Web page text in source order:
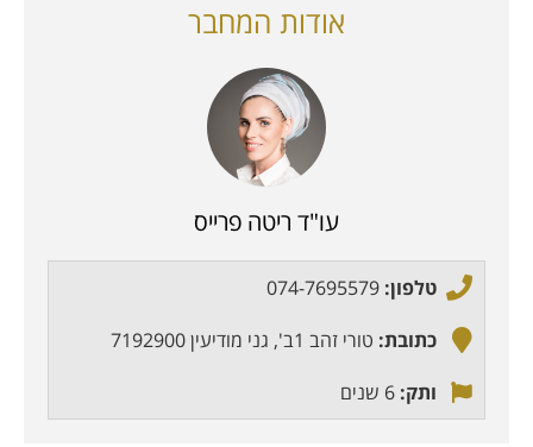
אודות המחבר
עו"ד ריטה פרייס
טלפון: 074-7695579
כתובת: טורי זהב 1ב', גני מודיעין 7192900
ותק: 6 שנים